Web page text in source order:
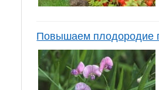
Повышаем плодородие